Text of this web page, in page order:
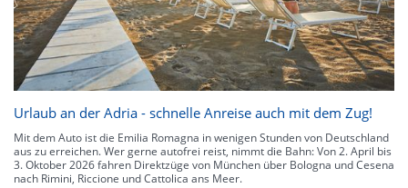
Urlaub an der Adria - schnelle Anreise auch mit dem Zug!
Mit dem Auto ist die Emilia Romagna in wenigen Stunden von Deutschland
aus zu erreichen. Wer gerne autofrei reist, nimmt die Bahn: Von 2. April bis
3. Oktober 2026 fahren Direktzüge von München über Bologna und Cesena
nach Rimini, Riccione und Cattolica ans Meer.